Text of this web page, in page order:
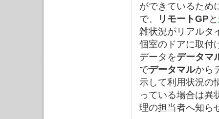
ができているため
で、
リモートGPと
雑状況がリアルタ
個室のドアに取付
データをデータマ
でデータマルから
示して利用状況の
っている場合は異
理の担当者へ知ら